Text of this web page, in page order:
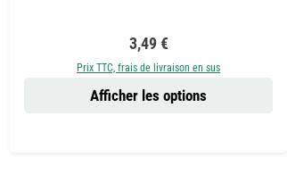
Prix régulier :
3,49 €
Prix TTC, frais de livraison en sus
Afficher les options